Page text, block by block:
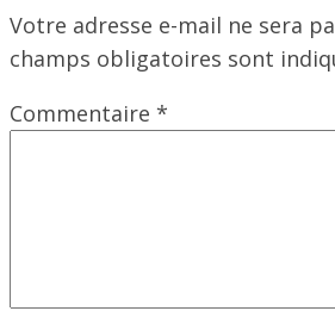
Votre adresse e-mail ne sera
champs obligatoires sont
Commentaire *